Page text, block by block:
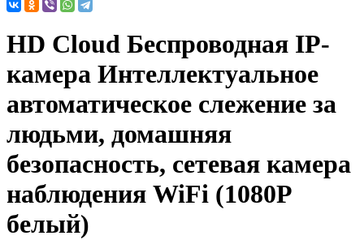
HD Cloud Беспроводная IP-
камера Интеллектуальное
автоматическое слежение за
людьми, домашняя
безопасность, сетевая камера
наблюдения WiFi (1080P
белый)